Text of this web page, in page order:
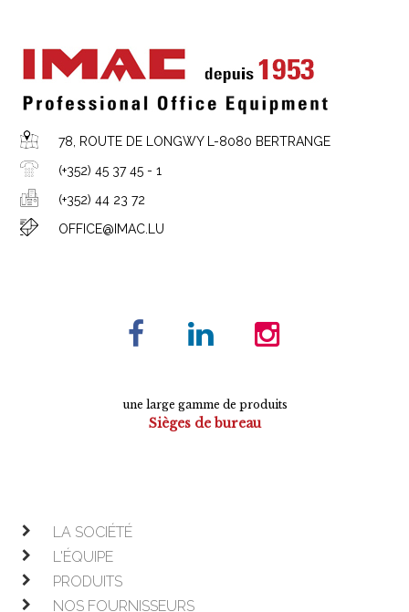
78, ROUTE DE LONGWY L-8080 BERTRANGE
(+352) 45 37 45 - 1
(+352) 44 23 72
OFFICE@IMAC.LU
une large gamme de produits
Sièges de bureau
LA SOCIÉTÉ
L'ÉQUIPE
PRODUITS
NOS FOURNISSEURS